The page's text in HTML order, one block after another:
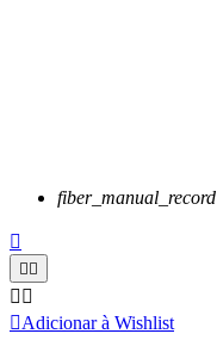
fiber_manual_record

 
 
Adicionar à Wishlist